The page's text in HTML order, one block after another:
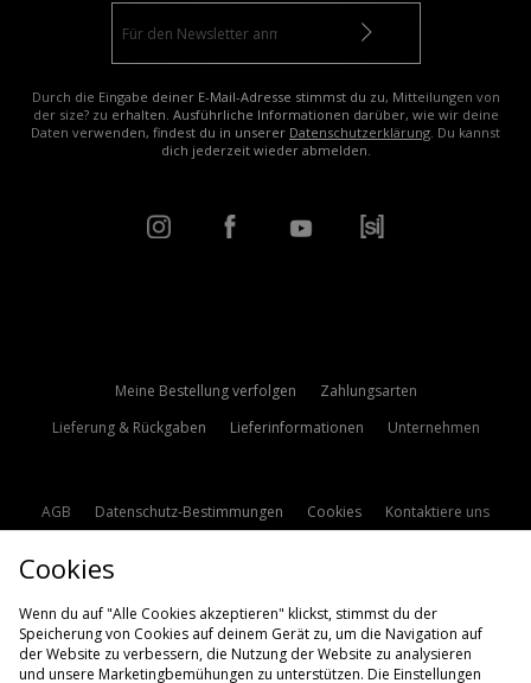
Durch die Eingabe deiner E-Mail-Adresse stimmst du zu, Mitteilungen von
der size? zu erhalten. Ausführliche Informationen darüber, wie wir deine
Daten verwenden, findest du in unserer Datenschutzerklärung. Du kannst
dich jederzeit wieder abmelden.
Meine Bestellung verfolgen
Zahlungsarten
Lieferung & Rückgaben
Lieferinformationen Unternehmen
AGB Datenschutz-Bestimmungen Cookies
Kontaktiere uns
Cookies
Wenn du auf "Alle Cookies akzeptieren" klickst, stimmst du der
Speicherung von Cookies auf deinem Gerät zu, um die Navigation auf
der Website zu verbessern, die Nutzung der Website zu analysieren
und unsere Marketingbemühungen zu unterstützen. Die Einstellungen